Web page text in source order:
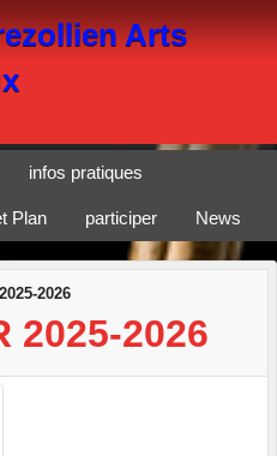
Arts
infos pratiques
Plan participer News
2026
2025-2026